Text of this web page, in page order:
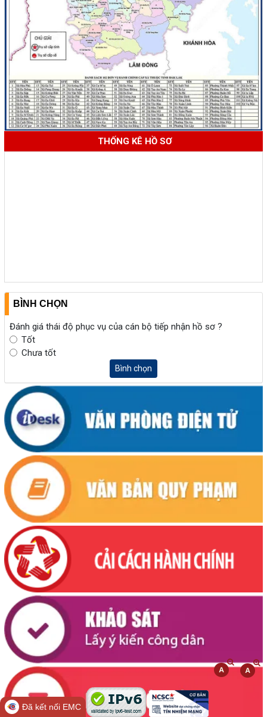
THỐNG KÊ HỒ SƠ
BÌNH CHỌN
Đánh giá thái độ phục vụ của cán bộ tiếp nhận hồ sơ ?
Tốt
Chưa tốt
Bình chọn
Đã kết nối EMC